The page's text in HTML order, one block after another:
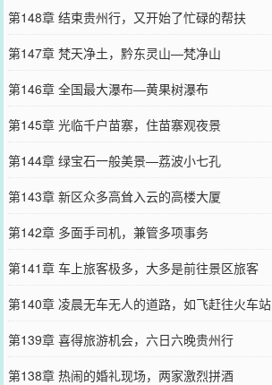
第148章 结束贵州行，又开始了忙碌的帮扶
第147章 梵天净土，黔东灵山—梵净山
第146章 全国最大瀑布—黄果树瀑布
第145章 光临千户苗寨，住苗寨观夜景
第144章 绿宝石一般美景—荔波小七孔
第143章 新区众多高耸入云的高楼大厦
第142章 多面手司机，兼管多项事务
第141章 车上旅客极多，大多是前往景区旅客
第140章 凌晨无车无人的道路，如飞赶往火车站
第139章 喜得旅游机会，六日六晚贵州行
第138章 热闹的婚礼现场，两家激烈拼酒